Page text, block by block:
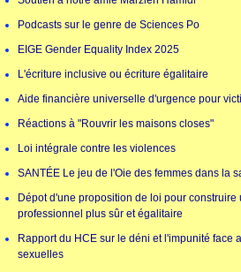
Podcasts sur le genre de Sciences Po
EIGE Gender Equality Index 2025
L'écriture inclusive ou écriture égalitaire
Aide financière universelle d'urgence pour
Réactions à "Rouvrir les maisons closes"
Loi intégrale contre les violences
SANTÉE Le jeu de l'Oie des femmes dans la
Dépot d'une proposition de loi pour construire
professionnel plus sûr et égalitaire
Rapport du HCE sur le déni et l'impunité face
sexuelles